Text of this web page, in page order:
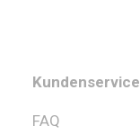
Kundenservice
FAQ